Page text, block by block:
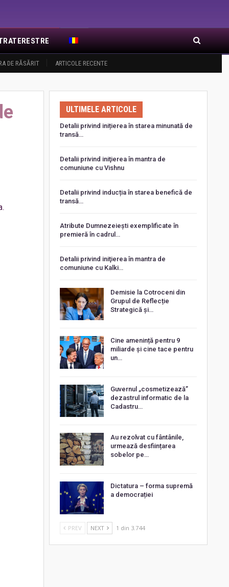
DE RĂSĂRIT ARTICOLE RECENTE
ULTIMELE ARTICOLE
Detalii privind inițierea în starea minunată de
transă…
Detalii privind iniţierea în mantra de
comuniune cu Vishnu
Detalii privind inducția în starea benefică de
transă…
Atribute Dumnezeiești exemplificate în
premieră în cadrul…
Detalii privind iniţierea în mantra de
comuniune cu Kalki…
Demisie la Cotroceni din
Grupul de Reflecție
Strategică și…
Cine amenință pentru 9
miliarde și cine tace pentru
un…
Guvernul „cosmetizează”
dezastrul informatic de la
Cadastru…
Au rezolvat cu fântânile,
urmează desființarea
sobelor pe…
Dictatura – forma supremă
a democrației
PREV NEXT 1 din 3.744